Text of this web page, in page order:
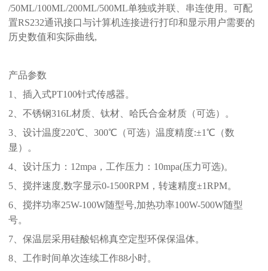
/50ML/100ML/200ML/500ML单独或并联、串连使用。 可配
置RS232通讯接口与计算机连接进行打印和显示用户需要的
历史数值和实际曲线,
产品参数
1、 插入式PT100针式传感器。
2、不锈钢316L材质、钛材、哈氏合金材质（可选）。
3、设计温度220℃、300℃（可选） 温度精度:±1 ℃（数
显）
。
4、设计压力： 12mpa ，工作压力： 10mpa(压力可选)。
5、 搅拌速度,数字显示0-1500RPM， 转速精度±1RPM。
6、 搅拌功率25W-100W随型号,加热功率100W-500W随型
号。
7、 保温层采用硅酸铝棉真空定型环保保温体。
8、 工作时间单次连续工作88小时。